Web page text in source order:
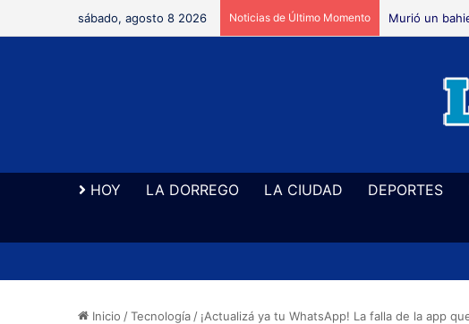
sábado, agosto 8 2026 Noticias de Último Momento Se realizará
HOY LA DORREGO LA CIUDAD DEPORTES
Inicio /Tecnología / ¡Actualizá ya tu WhatsApp! La falla de la app